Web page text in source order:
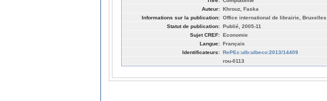
Auteur: Khrouz, Faska
Informations sur la publication: Office international de librairie, Bruxelles
Statut de publication: Publié, 2005-11
Sujet CREF: Economie
Langue: Français
Identificateurs: RePEc:ulb:ulbeco:2013/14409
rou-0113